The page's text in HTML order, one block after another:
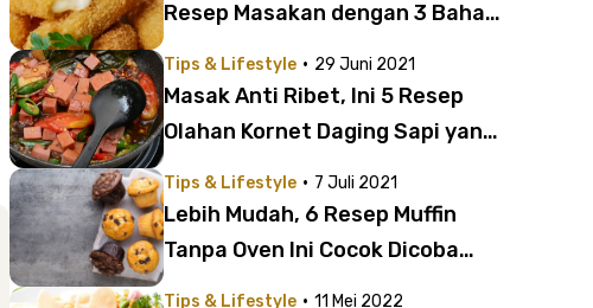
Resep Masakan dengan 3 Bahan
Tips & Lifestyle · 29 Juni 2021
Masak Anti Ribet, Ini 5 Resep
Olahan Kornet Daging Sapi yang
Tips & Lifestyle · 7 Juli 2021
Lebih Mudah, 6 Resep Muffin
Tanpa Oven Ini Cocok Dicoba
Tips & Lifestyle · 11 Mei 2022